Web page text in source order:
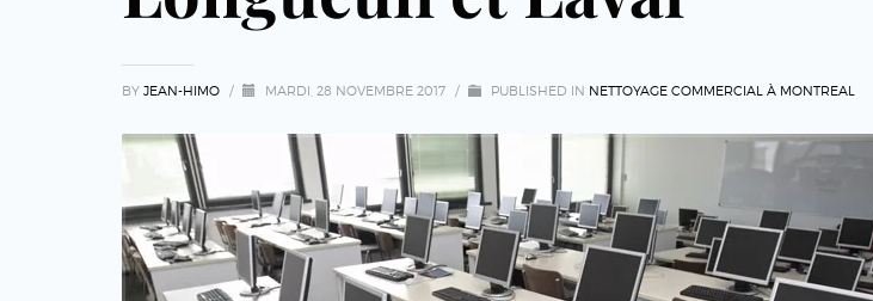
BY JEAN-HIMO / MARDI, 28 NOVEMBRE 2017 / PUBLISHED IN NETTOYAGE COMMERCIAL À MONTREAL